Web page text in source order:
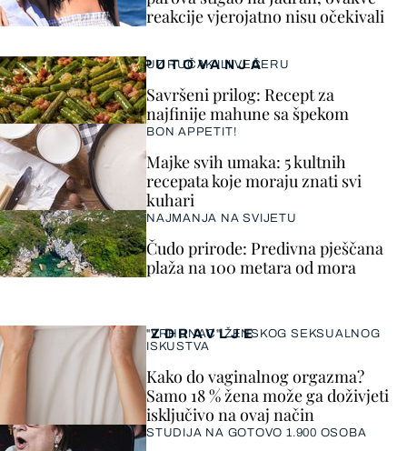
reakcije vjerojatno nisu očekivali
ZDRAVLJE
"VRHUNAC" ŽENSKOG SEKSUALNOG
ISKUSTVA
Kako do vaginalnog orgazma?
Samo 18 % žena može ga doživjeti
isključivo na ovaj način
STUDIJA NA GOTOVO 1.900 OSOBA
PUTOVANJA
UZ RUČAK ILI VEČERU
Savršeni prilog: Recept za
najfinije mahune sa špekom
BON APPETIT!
Majke svih umaka: 5 kultnih
recepata koje moraju znati svi
kuhari
NAJMANJA NA SVIJETU
Čudo prirode: Predivna pješčana
plaža na 100 metara od mora